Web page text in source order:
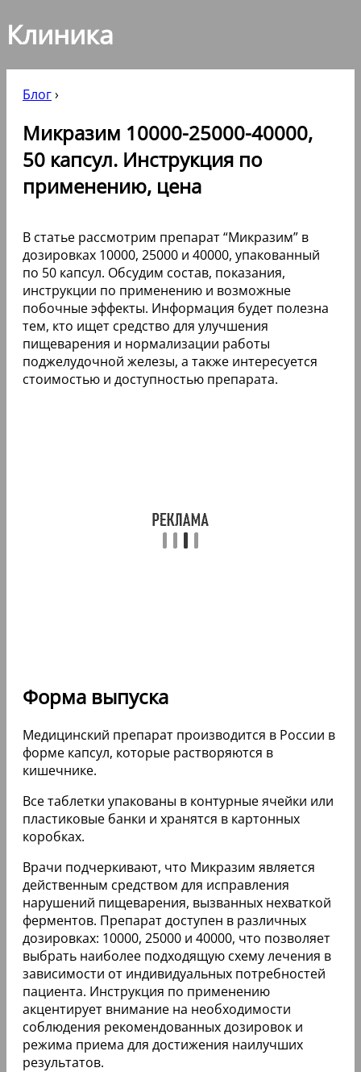
Клиника
Блог›
Микразим 10000-25000-40000,
50 капсул. Инструкция по
применению, цена
В статье рассмотрим препарат “Микразим” в
дозировках 10000, 25000 и 40000, упакованный
по 50 капсул. Обсудим состав, показания,
инструкции по применению и возможные
побочные эффекты. Информация будет полезна
тем, кто ищет средство для улучшения
пищеварения и нормализации работы
поджелудочной железы, а также интересуется
стоимостью и доступностью препарата.
Форма выпуска
Медицинский препарат производится в России в
форме капсул, которые растворяются в
кишечнике.
Все таблетки упакованы в контурные ячейки или
пластиковые банки и хранятся в картонных
коробках.
Врачи подчеркивают, что Микразим является
действенным средством для исправления
нарушений пищеварения, вызванных нехваткой
ферментов. Препарат доступен в различных
дозировках: 10000, 25000 и 40000, что позволяет
выбрать наиболее подходящую схему лечения в
зависимости от индивидуальных потребностей
пациента. Инструкция по применению
акцентирует внимание на необходимости
соблюдения рекомендованных дозировок и
режима приема для достижения наилучших
результатов.